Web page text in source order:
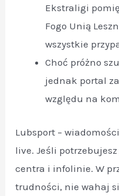
Ekstraligi
Fogo Unią
wszystkie
Choć próżno
jednak portal
względu na
Lubsport –
live. Jeśli
centra i infolinie. W
trudności, nie wahaj